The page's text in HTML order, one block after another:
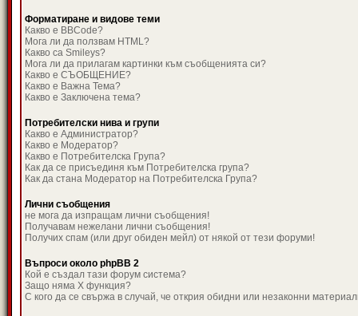
Форматиране и видове теми
Какво е BBCode?
Мога ли да ползвам HTML?
Какво са Smileys?
Мога ли да прилагам картинки към съобщенията си?
Какво е СЪОБЩЕНИЕ?
Какво е Важна Тема?
Какво е Заключена тема?
Потребителски нива и групи
Какво е Администратор?
Какво е Модератор?
Какво е Потребителска Група?
Как да се присъединя към Потребителска група?
Как да стана Модератор на Потребителска Група?
Лични съобщения
не мога да изпращам лични съобщения!
Получавам нежелани лични съобщения!
Получих спам (или друг обиден мейл) от някой от тези форуми!
Въпроси около phpBB 2
Кой е създал тази форум система?
Защо няма X функция?
С кого да се свържа в случай, че открия обидни или незаконни